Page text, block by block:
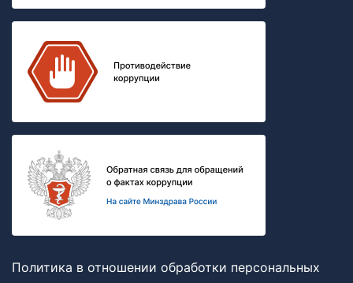
Политика в отношении обработки персональных